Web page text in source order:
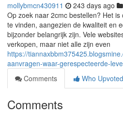
mollybmcn430911 243 days ago
Op zoek naar 2cmc bestellen? Het
te vinden, aangezien de kwaliteit en
bijzonder belangrijk zijn. Vele
verkopen, maar niet alle zijn even
https://
aanvragen-waar-gerespecteerde-
Comments
Who Upvoted
Comments